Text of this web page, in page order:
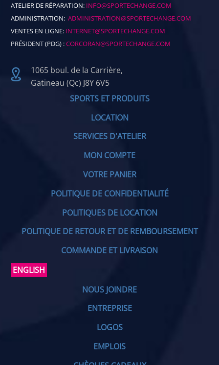
ATELIER DE RÉPARATION: INFO@SPORTECHANGE.COM
ADMINISTRATION:ADMINISTRATION@SPORTECHANGE.COM
VENTES EN LIGNE: INTERNET@SPORTECHANGE.COM
PRÉSIDENT (PDG) :CORCORAN@SPORTECHANGE.COM
1065 boul. de la Carrière,
Gatineau (Qc) J8Y 6V5
SPORTS ET PRODUITS
LOCATION
SERVICES D'ATELIER
MON COMPTE
VOTRE PANIER
POLITIQUE DE CONFIDENTIALITÉ
POLITIQUES DE LOCATION
POLITIQUE DE RETOUR ET DE REMBOURSEMENT
COMMANDE ET LIVRAISON
ENGLISH
NOUS JOINDRE
ENTREPRISE
LOGOS
EMPLOIS